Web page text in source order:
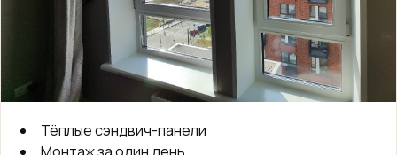
Тёплые сэндвич-панели
Монтаж за один день